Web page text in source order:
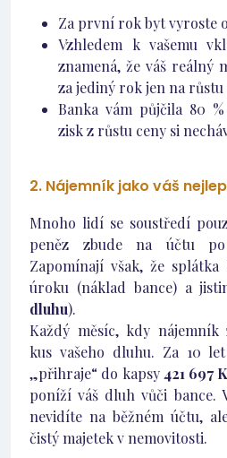
Za první rok byt vyroste
Vzhledem k vašemu
znamená, že váš reálný
za jediný rok jen na růstu
Banka vám půjčila 80
zisk z růstu ceny si
2. Nájemník jako váš
Mnoho lidí se soustředí
peněz zbude na účtu po
Zapomínají však, že
úroku (náklad bance) a
dluhu).
Každý měsíc, kdy nájemník
kus vašeho dluhu. Za 10
„přihraje“ do kapsy421 697
poníží váš dluh vůči bance.
nevidíte na běžném účtu,
čistý majetek v nemovitosti.